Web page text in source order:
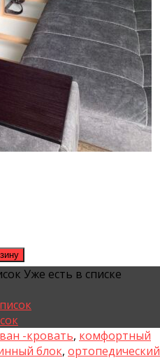
Уже есть в списке
-кровать, комфортный
блок, ортопедический